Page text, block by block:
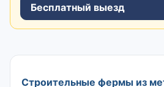
Бесплатный выезд
Строительные фермы из